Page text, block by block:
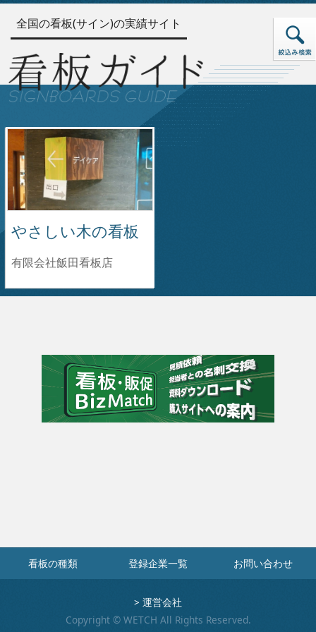
全国の看板(サイン)の実績サイト
やさしい木の看板
有限会社飯田看板店
看板の種類 登録企業一覧 お問い合わせ
> 運営会社
Copyright © WETCH All Rights Reserved.